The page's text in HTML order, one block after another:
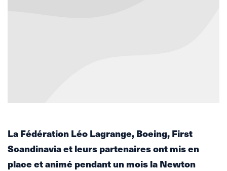
La Fédération Léo Lagrange, Boeing, First
Scandinavia et leurs partenaires ont mis en
place et animé pendant un mois la Newton